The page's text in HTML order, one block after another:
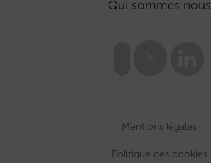
Qui sommes nous
Mentions légales
Politique des cookies